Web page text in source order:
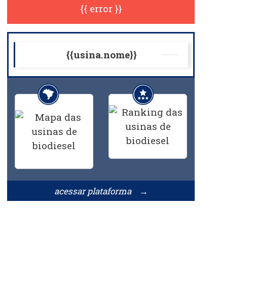
{{ error }}
{{usina.nome}}
acessar plataforma →